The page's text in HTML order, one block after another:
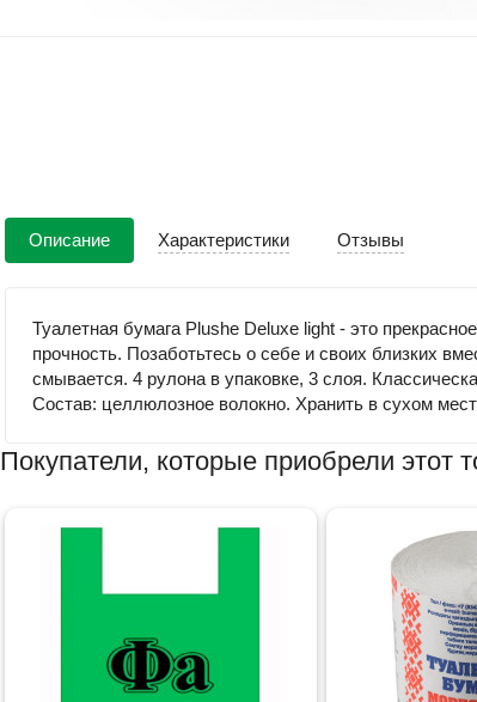
Описание Характеристики Отзывы
Туалетная бумага Plushe Deluxe light - это
прочность. Позаботьтесь о себе и своих близких
смывается. 4 рулона в упаковке, 3 слоя.
Состав: целлюлозное волокно. Хранить в сухом
Покупатели, которые приобрели этот